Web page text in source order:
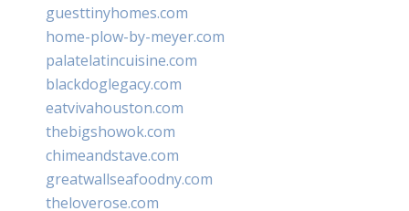
guesttinyhomes.com
home-plow-by-meyer.com
palatelatincuisine.com
blackdoglegacy.com
eatvivahouston.com
thebigshowok.com
chimeandstave.com
greatwallseafoodny.com
theloverose.com